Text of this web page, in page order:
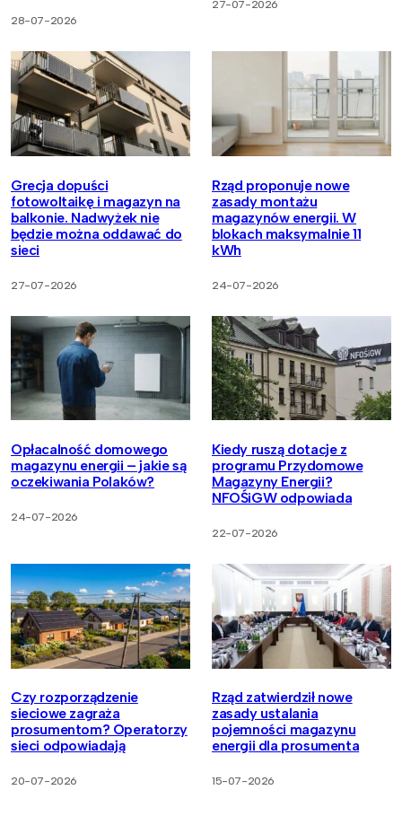
28-07-2026
27-07-2026
Grecja dopuści
fotowoltaikę i magazyn na
balkonie. Nadwyżek nie
będzie można oddawać do
sieci
27-07-2026
Rząd proponuje nowe
zasady montażu
magazynów energii. W
blokach maksymalnie 11
kWh
24-07-2026
Opłacalność domowego
magazynu energii – jakie są
oczekiwania Polaków?
24-07-2026
Kiedy ruszą dotacje z
programu Przydomowe
Magazyny Energii?
NFOŚiGW odpowiada
22-07-2026
Czy rozporządzenie
sieciowe zagraża
prosumentom? Operatorzy
sieci odpowiadają
20-07-2026
Rząd zatwierdził nowe
zasady ustalania
pojemności magazynu
energii dla prosumenta
15-07-2026